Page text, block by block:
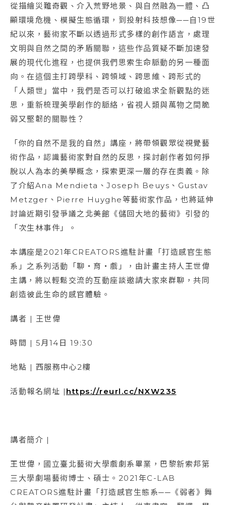
從描繪災難奇觀、介入荒野地景、與自然融為一體、凸
顯環境危機、模擬生態循環，到投射科技想像──自19世
紀以來，藝術家不斷以透過形式多樣的創作語言，處理
文明與自然之間的矛盾關聯，這些作品質疑不斷加速發
展的現代化進程，也提供我們思索生命脈動的另一種面
向。在這個主打跨學科、跨領域、跨思維、跨形式的
「人類世」當中，我們是否可以打破追求全新觀點的迷
思，重新梳理美學創作的脈絡，省視人類與萬物之間脆
弱又堅韌的關聯性？
「你的自然不是我的自然」講座，將帶領觀眾從視覺藝
術作品，認識藝術家對自然的反思，探討創作者如何掙
脫以人為本的美學概念，探索更深一層的存在奧義。除
了介紹Ana Mendieta、Joseph Beuys、Gustav
Metzger、Pierre Huyghe等藝術家作品，也將延伸
討論近期引發爭議之北美館《儲回大地的藝術》引發的
「次生林事件」。
本講座是2021年CREATORS進駐計畫「打造感官生態
系」之系列活動「聊・育・戲」，由計畫主持人王世偉
主講，將以輕鬆交流的互動座談邀請大家來群聊，共同
創造彼此生命的感官體驗。
講者 | 王世偉
時間 | 5月14日 19:30
地點 | 西服務中心2樓
活動報名網址 | https://reurl.cc/NXW235
講者簡介 |
王世偉，國立臺北藝術大學戲劇系畢業，巴黎新索邦第
三大學劇場藝術博士、碩士。2021年C-LAB
CREATORS進駐計畫「打造感官生態系──《弱者》舞